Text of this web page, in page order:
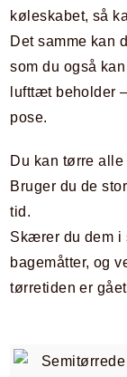
køleskabet, så
Det samme kan
som du også
lufttæt beholder
pose.
Du kan tørre alle
Bruger du de
tid.
Skærer du dem i
bagemåtter, og
tørretiden er